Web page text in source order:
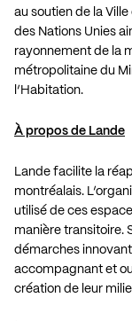
au soutien de la
des Nations Unies
rayonnement de la
métropolitaine du
l’Habitation.
À propos de Lande
Lande facilite la
montréalais.
utilisé de ces
manière transitoire.
démarches
accompagnant et
création de leur